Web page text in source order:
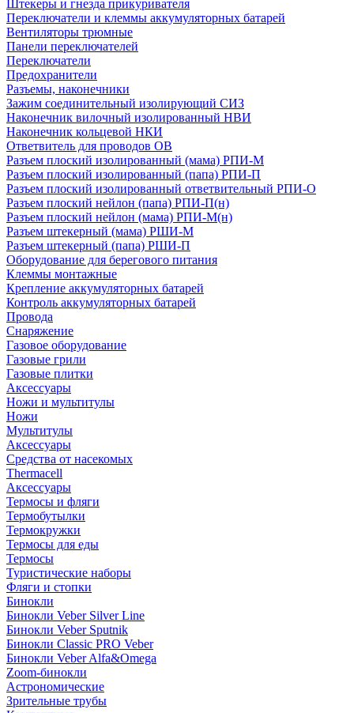
Штекеры и гнезда прикуривателя
Переключатели и клеммы аккумуляторных батарей
Вентиляторы трюмные
Панели переключателей
Переключатели
Предохранители
Разъемы, наконечники
Зажим соединительный изолирующий СИЗ
Наконечник вилочный изолированный НВИ
Наконечник кольцевой НКИ
Ответвитель для проводов ОВ
Разъем плоский изолированный (мама) РПИ-М
Разъем плоский изолированный (папа) РПИ-П
Разъем плоский изолированный ответвительный РПИ-О
Разъем плоский нейлон (папа) РПИ-П(н)
Разъем плоский нейлон (мама) РПИ-М(н)
Разъем штекерный (мама) РШИ-М
Разъем штекерный (папа) РШИ-П
Оборудование для берегового питания
Клеммы монтажные
Крепление аккумуляторных батарей
Контроль аккумуляторных батарей
Провода
Снаряжение
Газовое оборудование
Газовые грили
Газовые плитки
Аксессуары
Ножи и мультитулы
Ножи
Мультитулы
Аксессуары
Средства от насекомых
Thermacell
Аксессуары
Термосы и фляги
Термобутылки
Термокружки
Термосы для еды
Термосы
Туристические наборы
Фляги и стопки
Бинокли
Бинокли Veber Silver Line
Бинокли Veber Sputnik
Бинокли Classic PRO Veber
Бинокли Veber Alfa&Omega
Zoom-бинокли
Астрономические
Зрительные трубы